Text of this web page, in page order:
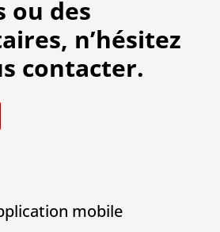
ou des
n’hésitez
contacter.
mobile